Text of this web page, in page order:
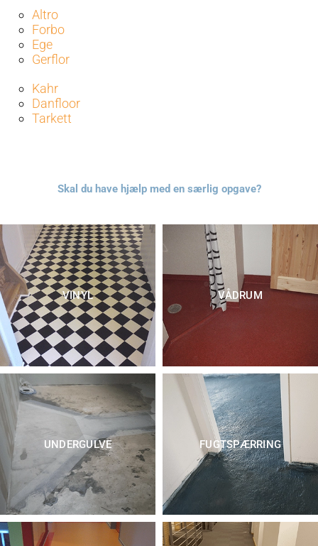
Altro
Forbo
Ege
Gerflor
Kahr
Danfloor
Tarkett
Skal du have hjælp med en særlig opgave?
VINYL VÅDRUM
UNDERGULVE FUGTSPÆRRING